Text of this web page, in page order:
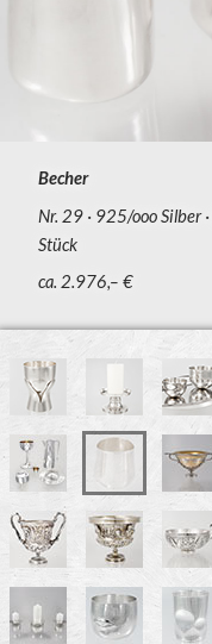
Becher
Nr. 29
925/ooo Silber
Stück
ca. 2.976,– €